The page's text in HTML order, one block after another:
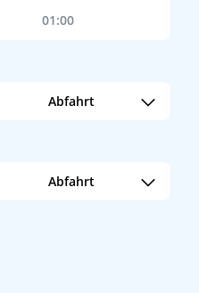
01:00
Abfahrt
–Abfahrt